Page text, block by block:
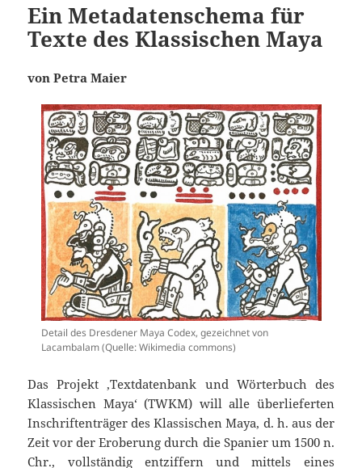
Ein Metadatenschema für
Texte des Klassischen Maya
von Petra Maier
Detail des Dresdener Maya Codex, gezeichnet von
Lacambalam (Quelle: Wikimedia commons)
Das Projekt ‚Textdatenbank und Wörterbuch des
Klassischen Maya‘ (TWKM) will alle überlieferten
Inschriftenträger des Klassischen Maya, d. h. aus der
Zeit vor der Eroberung durch die Spanier um 1500 n.
Chr., vollständig entziffern und mittels eines